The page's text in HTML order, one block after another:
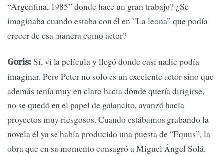
“Argentina, 1985” donde hace un gran trabajo? ¿Se
imaginaba cuando estaba con él en ”La leona” que podía
crecer de esa manera como actor?
Goris:Sí, vi la película y llegó donde casi nadie podía
imaginar. Pero Peter no solo es un excelente actor sino que
además tenía muy en claro hacia dónde quería dirigirse,
no se quedó en el papel de galancito, avanzó hacia
proyectos muy riesgosos. Cuando estábamos grabando la
novela él ya se había producido una puesta de “Equus”, la
obra que en su momento consagró a Miguel Ángel Solá.